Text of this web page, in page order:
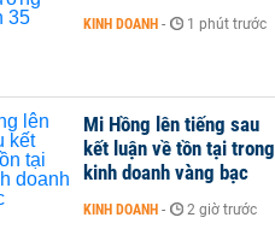
KINH DOANH - 1 phút trước
Mi Hồng lên tiếng sau
kết luận về tồn tại trong
kinh doanh vàng bạc
KINH DOANH - 2 giờ trước